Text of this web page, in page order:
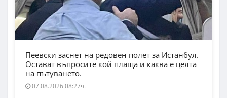
Пеевски заснет на редовен полет за Истанбул.
Остават въпросите кой плаща и каква е целта
на пътуването.
07.08.2026 08:27ч.